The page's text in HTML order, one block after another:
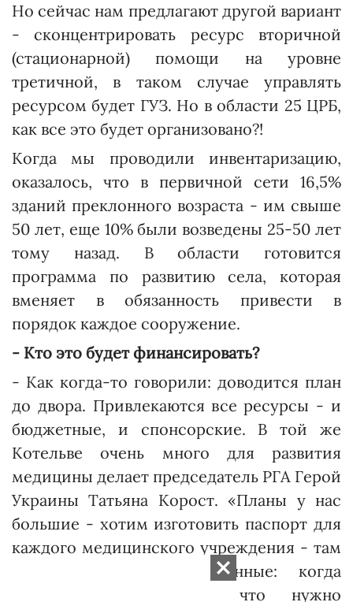
Но сейчас нам предлагают другой вариант
- сконцентрировать ресурс вторичной
(стационарной) помощи на уровне
третичной, в таком случае управлять
ресурсом будет ГУЗ. Но в области 25 ЦРБ,
как все это будет организовано?!
Когда мы проводили инвентаризацию,
оказалось, что в первичной сети 16,5%
зданий преклонного возраста - им свыше
50 лет, еще 10% были возведены 25-50 лет
тому назад. В области готовится
программа по развитию села, которая
вменяет в обязанность привести в
порядок каждое сооружение.
- Кто это будет финансировать?
- Как когда-то говорили: доводится план
до двора. Привле­каются все ресурсы - и
бюджетные, и спонсорские. В той же
Котельве очень много для развития
медицины делает председатель РГА Герой
Украины Татьяна Корост. «Планы у нас
большие - хотим изготовить паспорт для
каждого медицинского учреждения - там
будут фото и все данные: когда
построено, что есть, что нужно